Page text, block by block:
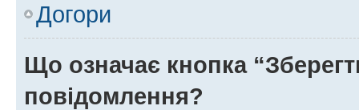
Догори
Що означає кнопка
повідомлення?